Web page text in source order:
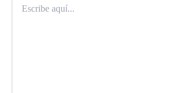
aquí...